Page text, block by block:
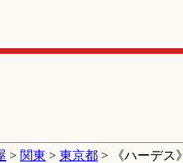
> 関東 > 東京都 > 《ハーデス》